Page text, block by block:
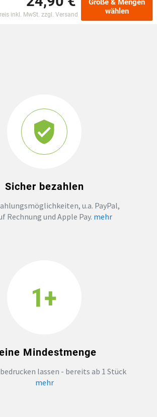
inkl. MwSt. zzgl. Versand
Größe & Mengen
wählen
Sicher bezahlen
u.a. PayPal,
Rechnung und Apple Pay. mehr
Mindestmenge
lassen - bereits ab 1 Stück
mehr